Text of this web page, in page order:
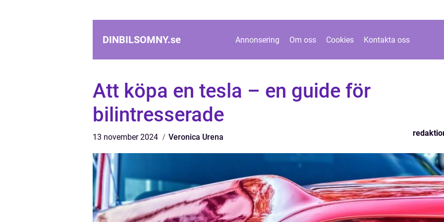
DINBILSOMNY.se Annonsering Om oss Cookies Kontakta oss
Att köpa en tesla – en guide för
bilintresserade
13 november 2024 Veronica Urena